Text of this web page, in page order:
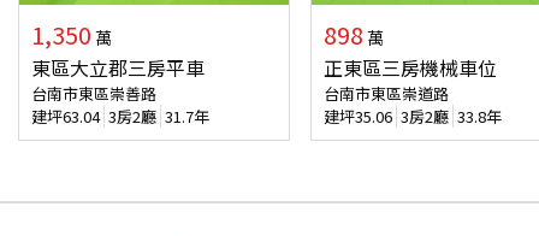
1,350 萬
東區大立郡三房平車
台南市東區崇善路
建坪63.04 3房2廳 31.7年
898 萬
正東區三房機械車位
台南市東區崇道路
建坪35.06 3房2廳 33.8年